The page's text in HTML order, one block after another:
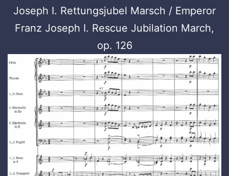
Joseph I. Rettungsjubel Marsch / Emperor
Franz Joseph I. Rescue Jubilation March,
op. 126